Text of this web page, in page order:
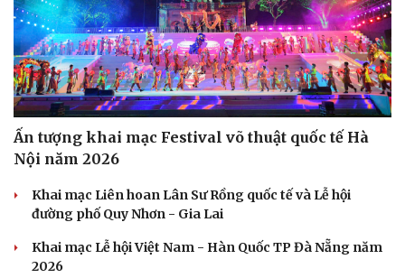
Ấn tượng khai mạc Festival võ thuật quốc tế Hà
Nội năm 2026
Khai mạc Liên hoan Lân Sư Rồng quốc tế và Lễ hội
đường phố Quy Nhơn - Gia Lai
Khai mạc Lễ hội Việt Nam - Hàn Quốc TP Đà Nẵng năm
2026